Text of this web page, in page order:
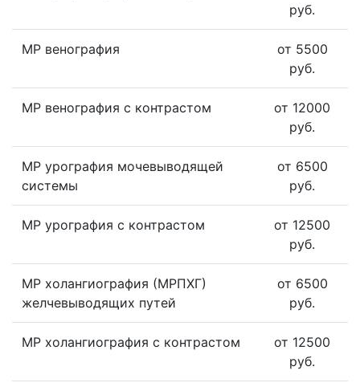
руб.
МР венография
от 5500
руб.
МР венография с контрастом
от 12000
руб.
МР урография мочевыводящей
системы
от 6500
руб.
МР урография с контрастом
от 12500
руб.
МР холангиография (МРПХГ)
желчевыводящих путей
от 6500
руб.
МР холангиография с контрастом
от 12500
руб.